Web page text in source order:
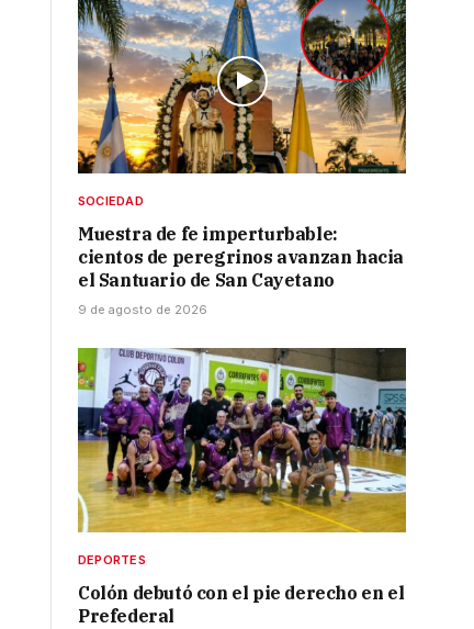
SOCIEDAD
Muestra de fe imperturbable:
cientos de peregrinos avanzan hacia
el Santuario de San Cayetano
9 de agosto de 2026
DEPORTES
Colón debutó con el pie derecho en el
Prefederal